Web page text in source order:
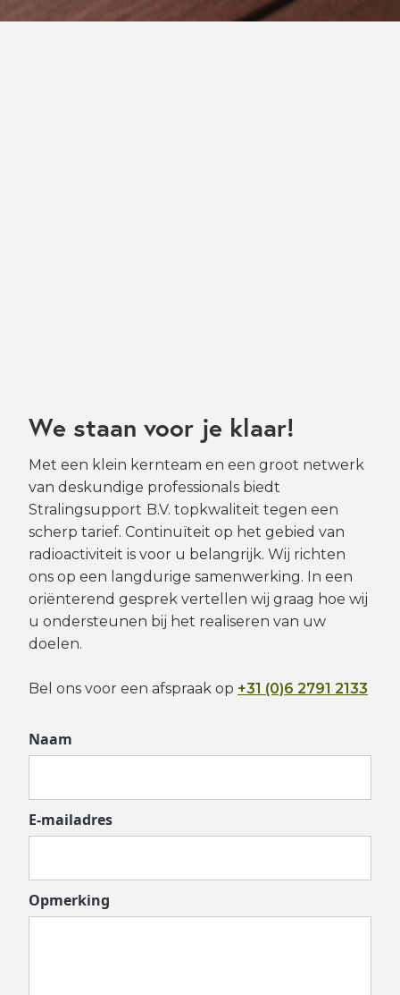
We staan voor je klaar!
Met een klein kernteam en een groot netwerk
van deskundige professionals biedt
Stralingsupport B.V. topkwaliteit tegen een
scherp tarief. Continuïteit op het gebied van
radioactiviteit is voor u belangrijk. Wij richten
ons op een langdurige samenwerking. In een
oriënterend gesprek vertellen wij graag hoe wij
u ondersteunen bij het realiseren van uw
doelen.
Bel ons voor een afspraak op +31 (0)6 2791 2133
Naam
E-mailadres
Opmerking